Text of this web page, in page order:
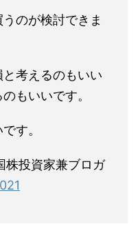
のが検討できま
考えるのもいい
もいいです。
す。
投資家兼ブロガ